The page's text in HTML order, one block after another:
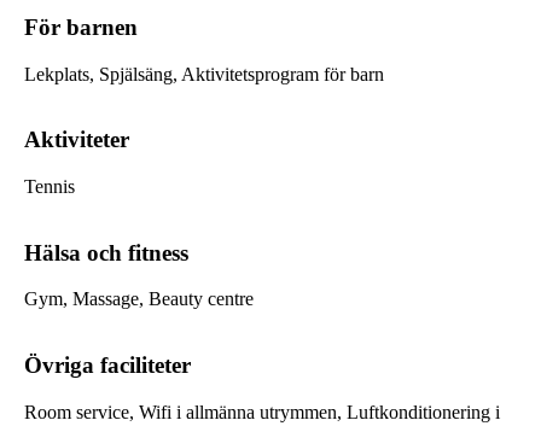
För barnen
Lekplats, Spjälsäng, Aktivitetsprogram för barn
Aktiviteter
Tennis
Hälsa och fitness
Gym, Massage, Beauty centre
Övriga faciliteter
Room service, Wifi i allmänna utrymmen, Luftkonditionering i